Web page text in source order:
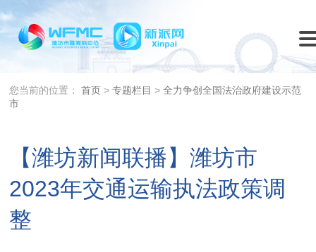
您当前的位置：首页 >专题栏目 >全力争创全国法治政府建设示范
市
【潍坊新闻联播】潍坊市
2023年交通运输执法政策调
整